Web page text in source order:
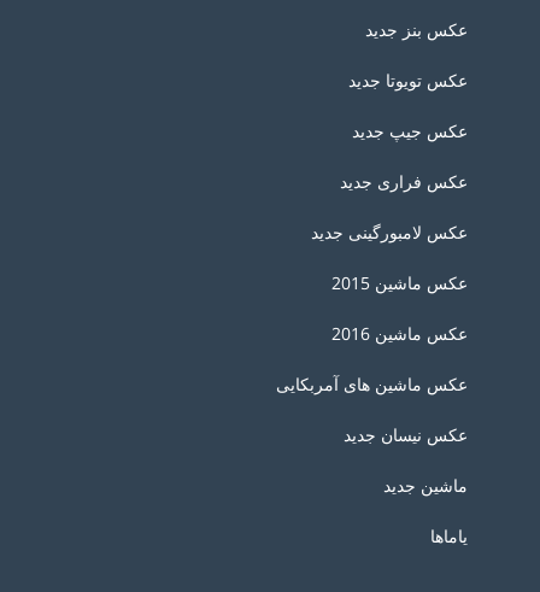
عکس بنز جدید
عکس تویوتا جدید
عکس جیپ جدید
عکس فراری جدید
عکس لامبورگینی جدید
عکس ماشین 2015
عکس ماشین 2016
عکس ماشین های آمربکایی
عکس نیسان جدید
ماشین جدید
یاماها